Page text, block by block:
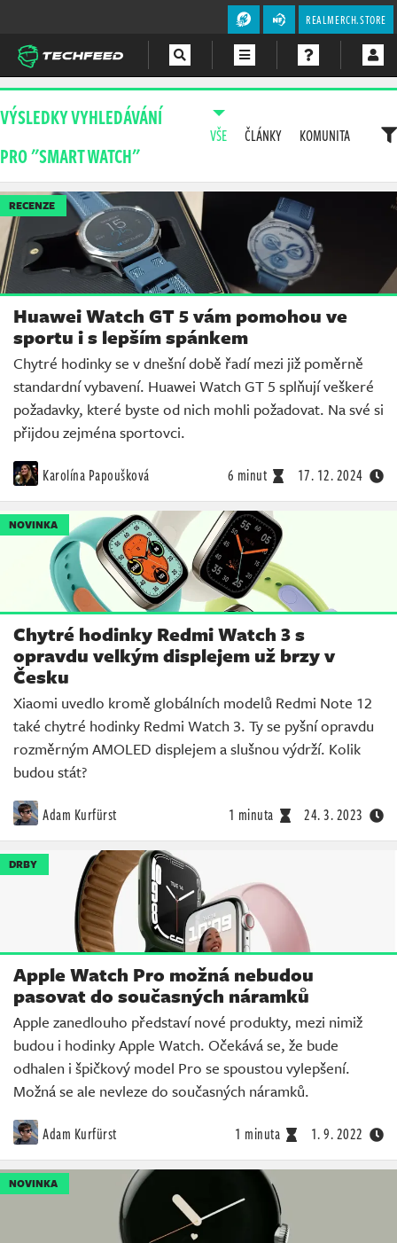
REALMERCH.STORE
Magazín
Videa
Soutěže
VÝSLEDKY VYHLEDÁVÁNÍ
PRO "SMART WATCH"
VŠE ČLÁNKY KOMUNITA
RECENZE
Huawei Watch GT 5 vám pomohou ve
sportu i s lepším spánkem
Chytré hodinky se v dnešní době řadí mezi již poměrně
standardní vybavení. Huawei Watch GT 5 splňují veškeré
požadavky, které byste od nich mohli požadovat. Na své si
přijdou zejména sportovci.
Karolína Papoušková 6 minut 17. 12. 2024
NOVINKA
Chytré hodinky Redmi Watch 3 s
opravdu velkým displejem už brzy v
Česku
Xiaomi uvedlo kromě globálních modelů Redmi Note 12
také chytré hodinky Redmi Watch 3. Ty se pyšní opravdu
rozměrným AMOLED displejem a slušnou výdrží. Kolik
budou stát?
Adam Kurfürst 1 minuta 24. 3. 2023
DRBY
Apple Watch Pro možná nebudou
pasovat do současných náramků
Apple zanedlouho představí nové produkty, mezi nimiž
budou i hodinky Apple Watch. Očekává se, že bude
odhalen i špičkový model Pro se spoustou vylepšení.
Možná se ale nevleze do současných náramků.
Adam Kurfürst 1 minuta 1. 9. 2022
NOVINKA